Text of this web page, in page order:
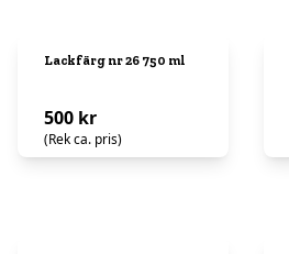
Lackfärg nr 26 750 ml
500 kr
(Rek ca. pris)